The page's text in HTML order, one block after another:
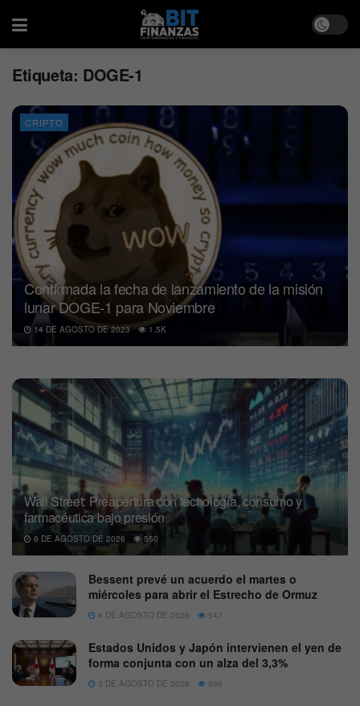
Etiqueta: DOGE-1
CRIPTO
Confirmada la fecha de lanzamiento de la misión
lunar DOGE-1 para Noviembre
14 DE AGOSTO DE 2023 1.5K
Wall Street: Preapertura con tecnología, consumo y
farmacéutica bajo presión
6 DE AGOSTO DE 2026 550
Bessent prevé un acuerdo el martes o
miércoles para abrir el Estrecho de Ormuz
4 DE AGOSTO DE 2026 547
Estados Unidos y Japón intervienen el yen de
forma conjunta con un alza del 3,3%
3 DE AGOSTO DE 2026 596